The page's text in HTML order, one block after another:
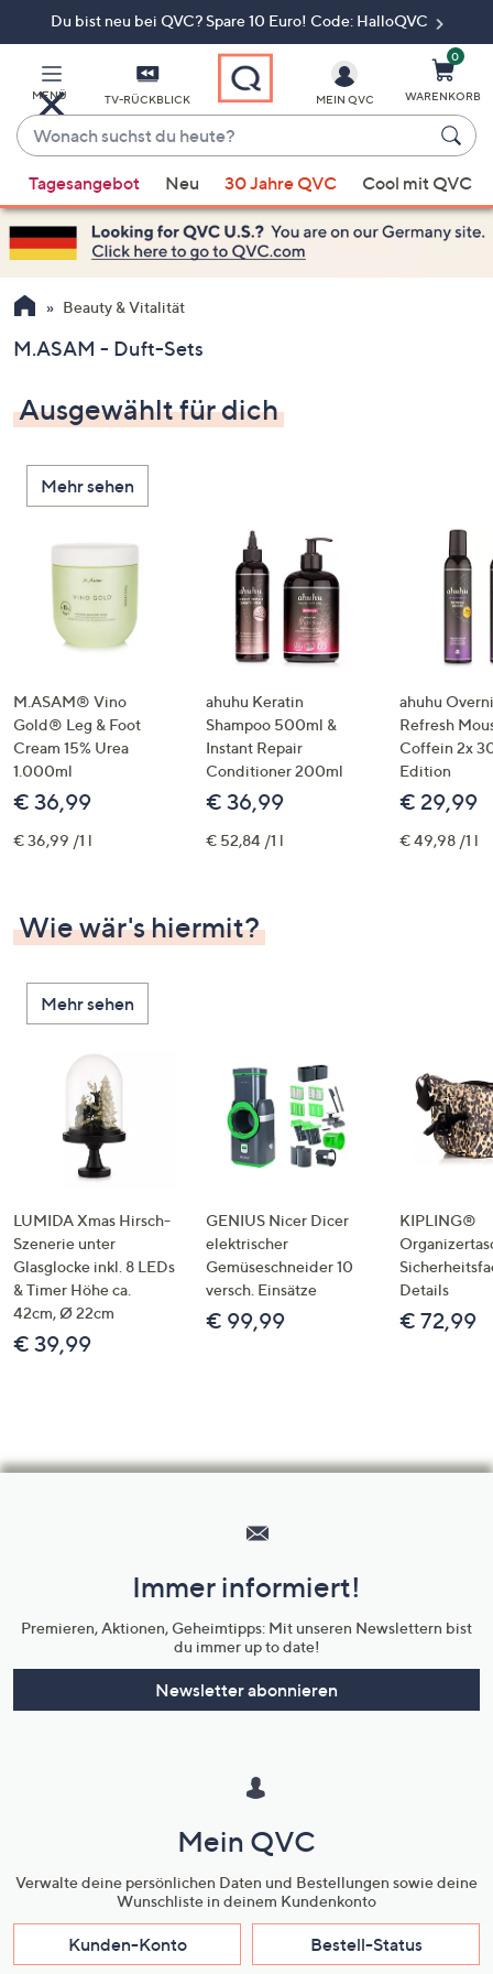
Du bist neu bei QVC? Spare 10 Euro! Code: HalloQVC
MENÜ TV-RÜCKBLICK
Wonach
suchst
du
heute?
Vorschläge
verfügbar
sind,
verwenden
Sie
Pfeiltasten
oben
und
nach
unten
oder
wischen
Touch-
Geräten
links
bzw.
rechts,
um
diese
anzuzeigen.
MEIN QVC
0
WARENKORB
Tagesangebot Neu 30 Jahre QVC Cool mit QVC
Beauty & Vitalität
M.ASAM - Duft-Sets
Ausgewählt für dich
Mehr sehen
M.ASAM® Vino
Gold® Leg & Foot
Cream 15% Urea
1.000ml
€ 36,99
€ 36,99 /1 l
ahuhu Keratin
Shampoo 500ml &
Instant Repair
Conditioner 200ml
€ 36,99
€ 52,84 /1 l
ahuhu
Refresh
Coffein 2x
Edition
€ 29,99
€ 49,98 /1 l
Wie wär's hiermit?
Mehr sehen
LUMIDA Xmas Hirsch-
Szenerie unter
Glasglocke inkl. 8 LEDs
& Timer Höhe ca.
42cm, Ø 22cm
€ 39,99
GENIUS Nicer Dicer
elektrischer
Gemüseschneider 10
versch. Einsätze
€ 99,99
KIPLING®
Details
€ 72,99
Unternehmensinformationen
Immer informiert!
Premieren, Aktionen, Geheimtipps: Mit unseren Newslettern bist
du immer up to date!
Newsletter abonnieren
Mein QVC
Verwalte deine persönlichen Daten und Bestellungen sowie deine
Wunschliste in deinem Kundenkonto
Kunden-Konto Bestell-Status